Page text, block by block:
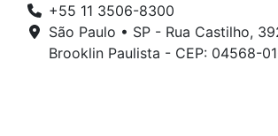
+55 11 3506-8300
São Paulo • SP - Rua Castilho,
Brooklin Paulista - CEP: 04568-